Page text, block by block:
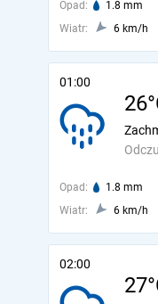
Opad: 1.8 mm
Wiatr:
6 km/h
01:00
Opad: 1.8 mm
Wiatr:
6 km/h
02:00